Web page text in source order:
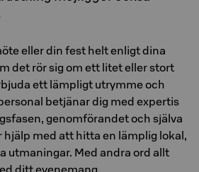
eller din fest helt enligt dina
det rör sig om ett litet eller stort
ett lämpligt utrymme och
betjänar dig med expertis
genomförandet och själva
hjälp med att hitta en lämplig lokal,
utmaningar. Med andra ord allt
ditt evenemang.